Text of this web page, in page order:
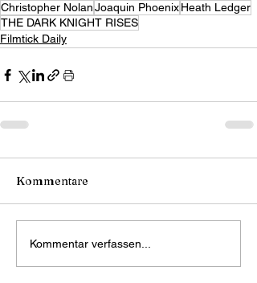
Christopher NolanJoaquin PhoenixHeath Ledger
THE DARK KNIGHT RISES
Filmtick Daily
Kommentare
Kommentar verfassen...